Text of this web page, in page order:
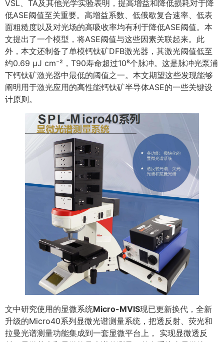
VSL、TA及其他光学实验表明，提高增益和降低损耗对于降
低ASE阈值至关重要。高增益系数、低俄歇复合速率、低表
面粗糙度以及对光场的高吸收率均有利于降低ASE阈值。本
文提出了一个模型，将ASE阈值与这些因素关联起来。此
外，本文还制备了单模钙钛矿DFB激光器，其激光阈值低至
约0.69 μJ cm⁻²，T90寿命超过10⁸个脉冲。这是脉冲光泵浦
下钙钛矿激光器中最低的阈值之一。本文期望这些发现能够
阐明用于激光应用的高性能钙钛矿半导体ASE的一些关键设
计原则。
文中研究使用的显微系统Micro-MVIS现已更新换代，全新
升级的Micro40系列显微光谱测量系统，把透反射、荧光和
拉曼光谱测量功能集成到一套显微平台上， 实现显微透反